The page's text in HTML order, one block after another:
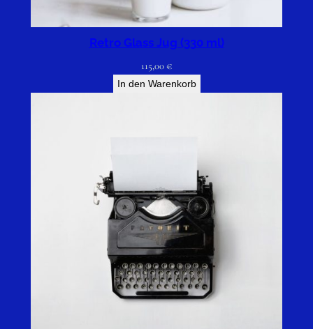
Retro Glass Jug (330 ml)
115,00 €
In den Warenkorb